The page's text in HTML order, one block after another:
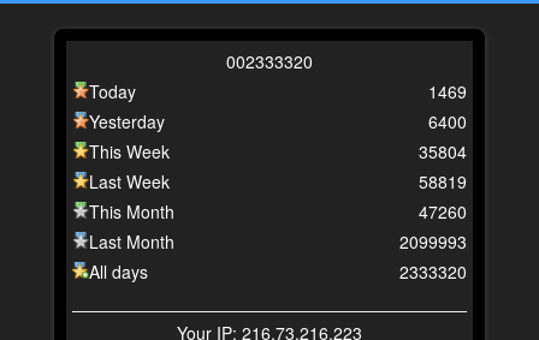
002333320
Today
Yesterday
This Week
Last Week
This Month
Last Month
All days
1469
6400
35804
58819
47260
2099993
2333320
Your IP: 216.73.216.223